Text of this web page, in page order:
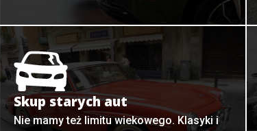
Skup starych aut
Nie mamy też limitu wiekowego. Klasyki i